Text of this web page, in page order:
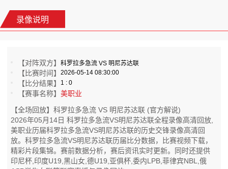
录像说明
【对阵双方】科罗拉多急流 VS 明尼苏达联
【比赛时间】2026-05-14 08:30:00
【比分结果】 1 : 0
【赛事名称】美职业
【全场回放】科罗拉多急流 VS 明尼苏达联 (官方解说)
2026年05月14日 科罗拉多急流VS明尼苏达联全程录像高清回放,
美职业历届科罗拉多急流VS明尼苏达联的历史交锋录像高清回
放。科罗拉多急流VS明尼苏达联历届比分数据，比赛视频下载，
精彩片段集锦。赛前数据分析，赛后资讯实时更新。同时还提供
印尼杯,印度U19,黑山女,德U19,亚俱杯,委内LPB,菲律宾NBL,俄